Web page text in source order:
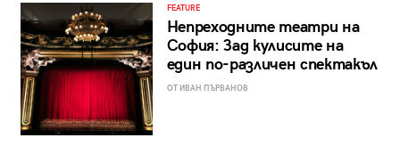
FEATURE
Непреходните театри на
София: Зад кулисите на
един по-различен спектакъл
ОТ ИВАН ПЪРВАНОВ